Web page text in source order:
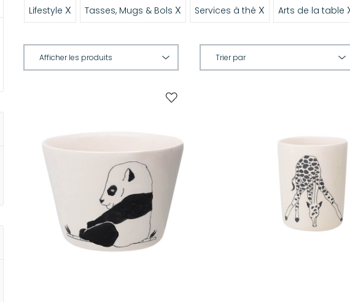
Lifestyle X Tasses, Mugs & Bols X Services à thé X Arts de la table